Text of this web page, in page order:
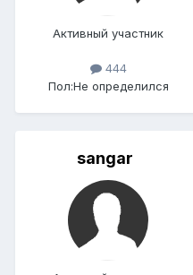
Активный участник
444
Пол:Не определился
sangar